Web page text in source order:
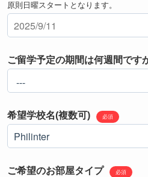
原則日曜スタートとなります。
ご留学予定の期間は何週間です
希望学校名(複数可) 必須
ご希望のお部屋タイプ 必須